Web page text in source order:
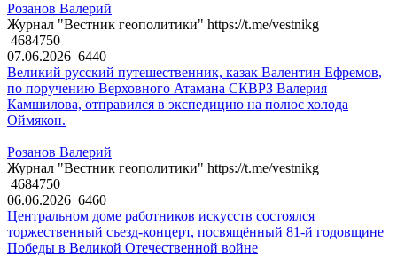
Розанов Валерий
Журнал "Вестник геополитики" https://t.me/vestnikg
4684750
07.06.2026 6440
Великий русский путешественник, казак Валентин Ефремов,
по поручению Верховного Атамана СКВРЗ Валерия
Камшилова, отправился в экспедицию на полюс холода
Оймякон.
Розанов Валерий
Журнал "Вестник геополитики" https://t.me/vestnikg
4684750
06.06.2026 6460
Центральном доме работников искусств состоялся
торжественный съезд-концерт, посвящённый 81-й годовщине
Победы в Великой Отечественной войне